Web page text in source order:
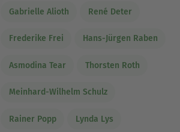
Gabrielle Alioth René Deter
Frederike Frei Hans-Jürgen Raben
Asmodina Tear Thorsten Roth
Meinhard-Wilhelm Schulz
Rainer Popp Lynda Lys